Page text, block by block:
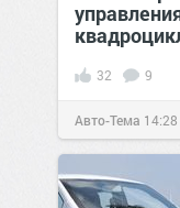
32 9
Авто-Тема 14:28